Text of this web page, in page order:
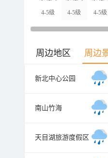
4-5级 4-5级 4-5级
周边地区 周边
新北中心公园
南山竹海
天目湖旅游度假区